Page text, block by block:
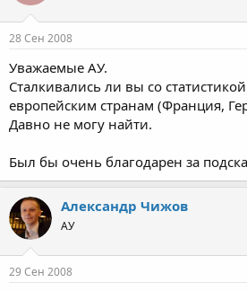
т
е
м
ч
а
а
28 Сен 2008
Уважаемые АУ.
Сталкивались ли вы со
европейским странам (Франция,
Давно не могу найти.
Был бы очень благодарен за
Александр Чижов
АУ
29 Сен 2008